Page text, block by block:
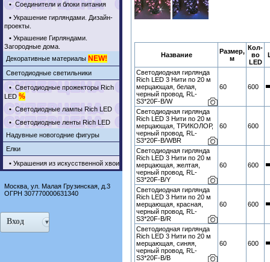
•Соединители и блоки питания
• Украшение гирляндами. Дизайн-
проекты.
• Украшение Гирляндами.
Загородные дома.
Декоративные материалы NEW!
Светодиодные светильники
•Светодиодные прожекторы Rich
LED %
•Светодиодные лампы Rich LED
•Светодиодные ленты Rich LED
Надувные новогодние фигуры
Елки
• Украшения из искусственной хвои
Москва, ул. Малая Грузинская, д.3
ОГРН 307770000631340
Вход
Название
Размер,
м
Кол-
во
LED
Светодиодная гирлянда
Rich LED 3 Нити по 20 м
мерцающая, белая,
черный провод, RL-
S3*20F-B/W
60 600
Светодиодная гирлянда
Rich LED 3 Нити по 20 м
мерцающая, ТРИКОЛОР,
черный провод, RL-
S3*20F-B/WBR
60 600
Светодиодная гирлянда
Rich LED 3 Нити по 20 м
мерцающая, желтая,
черный провод, RL-
S3*20F-B/Y
60 600
Светодиодная гирлянда
Rich LED 3 Нити по 20 м
мерцающая, красная,
черный провод, RL-
S3*20F-B/R
60 600
Светодиодная гирлянда
Rich LED 3 Нити по 20 м
мерцающая, синяя,
черный провод, RL-
S3*20F-B/B
60 600